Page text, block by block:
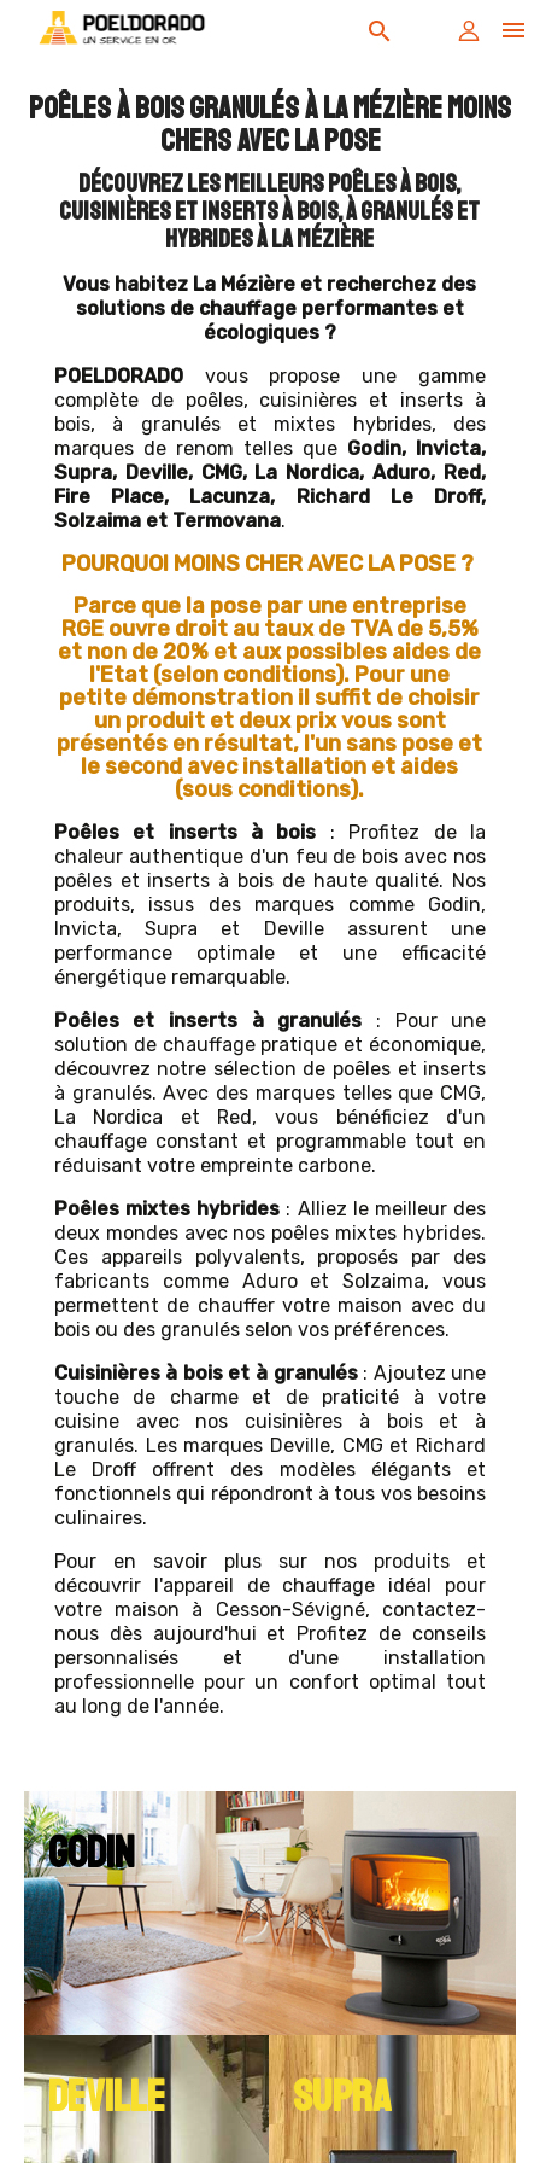

search
Poêles à bois granulés à La Mézière moins
chers avec la pose
Découvrez les meilleurs poêles à bois,
cuisinières et inserts à bois, à granulés et
hybrides à La Mézière
Vous habitez La Mézière et recherchez des
solutions de chauffage performantes et
écologiques ?
POELDORADOvous propose une gamme
complète de poêles, cuisinières et inserts à
bois, à granulés et mixtes hybrides, des
marques de renom telles que Godin, Invicta,
Supra, Deville, CMG, La Nordica, Aduro, Red,
Fire Place, Lacunza, Richard Le Droff,
Solzaima et Termovana.
POURQUOI MOINS CHER AVEC LA POSE ?
Parce que la pose par une entreprise
RGE ouvre droit au taux de TVA de 5,5%
et non de 20% et aux possibles aides de
l'Etat (selon conditions). Pour une
petite démonstration il suffit de choisir
un produit et deux prix vous sont
présentés en résultat, l'un sans pose et
le second avec installation et aides
(sous conditions).
Poêles et inserts à bois : Profitez de la
chaleur authentique d'un feu de bois avec nos
poêles et inserts à bois de haute qualité. Nos
produits, issus des marques comme Godin,
Invicta, Supra et Deville assurent une
performance optimale et une efficacité
énergétique remarquable.
Poêles et inserts à granulés : Pour une
solution de chauffage pratique et économique,
découvrez notre sélection de poêles et inserts
à granulés. Avec des marques telles que CMG,
La Nordica et Red, vous bénéficiez d'un
chauffage constant et programmable tout en
réduisant votre empreinte carbone.
Poêles mixtes hybrides : Alliez le meilleur des
deux mondes avec nos poêles mixtes hybrides.
Ces appareils polyvalents, proposés par des
fabricants comme Aduro et Solzaima, vous
permettent de chauffer votre maison avec du
bois ou des granulés selon vos préférences.
Cuisinières à bois et à granulés: Ajoutez une
touche de charme et de praticité à votre
cuisine avec nos cuisinières à bois et à
granulés. Les marques Deville, CMG et Richard
Le Droff offrent des modèles élégants et
fonctionnels qui répondront à tous vos besoins
culinaires.
Pour en savoir plus sur nos produits et
découvrir l'appareil de chauffage idéal pour
votre maison à Cesson-Sévigné, contactez-
nous dès aujourd'hui et Profitez de conseils
personnalisés et d'une installation
professionnelle pour un confort optimal tout
au long de l'année.
GODIN
DEVILLE SUPRA